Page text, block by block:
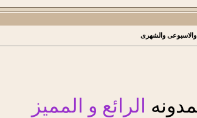
والشهرى
الرائع و المميز